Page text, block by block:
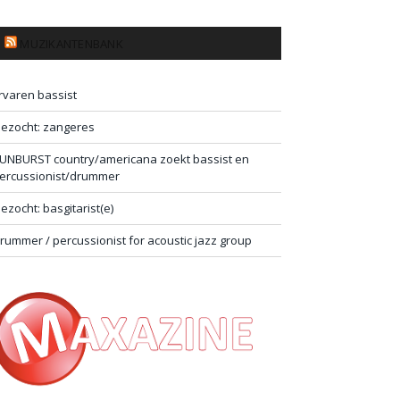
bassist
zangeres
country/americana zoekt bassist en
drummer
basgitarist(e)
/ percussionist for acoustic jazz group